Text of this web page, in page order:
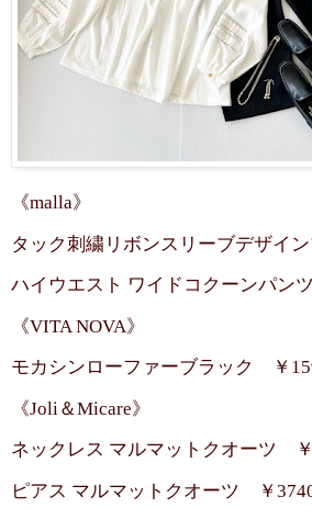
《malla》
タック刺繍リボンスリーブデザイ
ハイウエスト ワイドコクーンパン
《VITA NOVA》
モカシンローファーブラック ￥
《Joli＆Micare》
ネックレス マルマットクオーツ
ピアス マルマットクオーツ ￥